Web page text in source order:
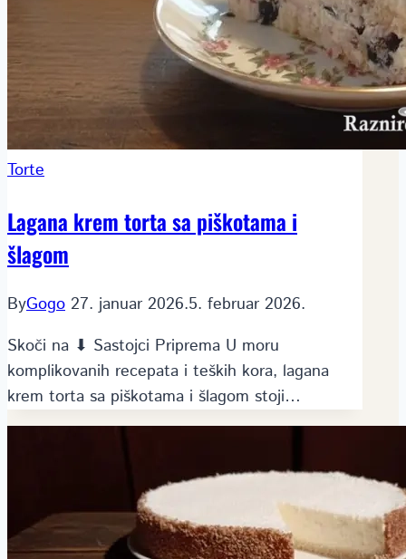
Torte
Lagana krem torta sa piškotama i
šlagom
ByGogo 27. januar 2026.5. februar 2026.
Skoči na ⬇ Sastojci Priprema U moru
komplikovanih recepata i teških kora, lagana
krem torta sa piškotama i šlagom stoji…